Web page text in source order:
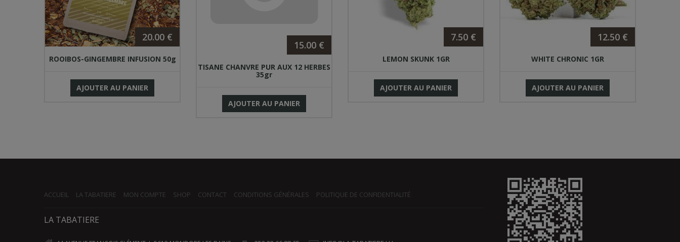
20.00 €
ROOIBOS-GINGEMBRE INFUSION 50g
AJOUTER AU PANIER
15.00 €
TISANE CHANVRE PUR AUX 12 HERBES
35gr
AJOUTER AU PANIER
7.50 €
LEMON SKUNK 1GR
AJOUTER AU PANIER
12.50 €
WHITE CHRONIC 1GR
AJOUTER AU PANIER
ACCUEIL LA TABATIERE MON COMPTE SHOP CONTACT CONDITIONS GÉNÉRALES POLITIQUE DE CONFIDENTIALITÉ
LA TABATIERE